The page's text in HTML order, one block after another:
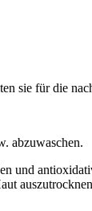
sie für die
abzuwaschen.
und